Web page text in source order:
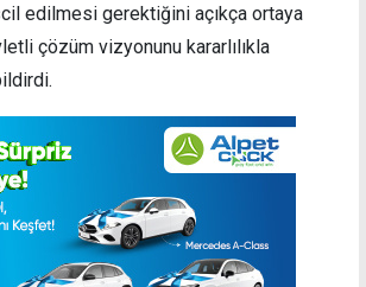
edilmesi gerektiğini açıkça ortaya
çözüm vizyonunu kararlılıkla